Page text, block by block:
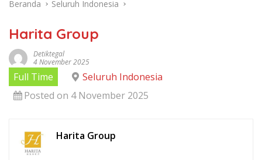
Beranda Seluruh Indonesia
Harita Group
Detiktegal
4 November 2025
Full Time
Seluruh Indonesia
Posted on 4 November 2025
Harita Group